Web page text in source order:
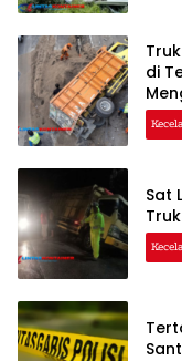
di
Sat